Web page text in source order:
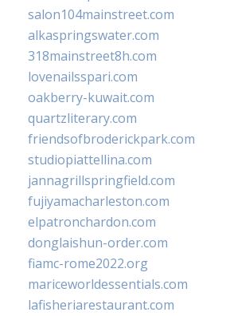
salon104mainstreet.com
alkaspringswater.com
318mainstreet8h.com
lovenailsspari.com
oakberry-kuwait.com
quartzliterary.com
friendsofbroderickpark.com
studiopiattellina.com
jannagrillspringfield.com
fujiyamacharleston.com
elpatronchardon.com
donglaishun-order.com
fiamc-rome2022.org
mariceworldessentials.com
lafisheriarestaurant.com